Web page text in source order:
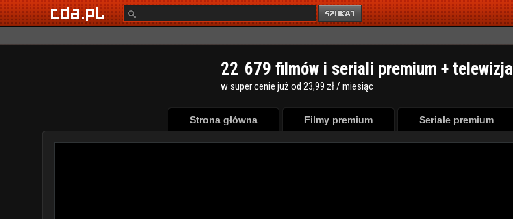
22 679 filmów i seriali premium + telewizja
w super cenie już od 23,99 zł / miesiąc
Strona główna Filmy premium Seriale premium